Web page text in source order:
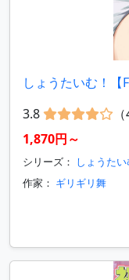
しょうたいむ！【
3.8
1,870円～
シリーズ： しょうた
作家： ギリギリ舞